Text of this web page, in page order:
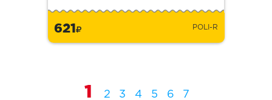
621 POLI-R
1 2 3 4 5 6 7